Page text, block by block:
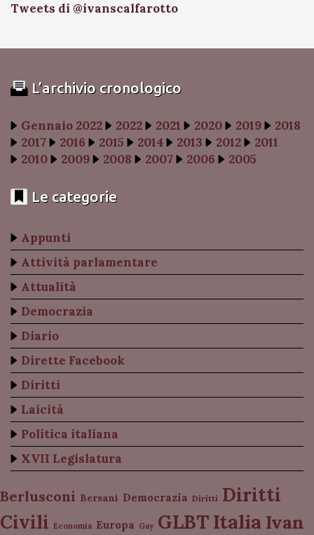
Tweets di @ivanscalfarotto
L’archivio cronologico
Gennaio 2022 2022 2021 2020 2019
2018
2017
2016 2015 2014 2013 2012
2011
2010
2009 2008 2007 2006 2005
Le categorie
Appunti
Attività parlamentare
Attualità
Democrazia
Diario
Dirette Facebook
Diritti
Laicità
Politica italiana
XVII Legislatura
Berlusconi Bersani Democrazia Diritti Diritti
Civili Economia Europa Gay GLBT Italia Ivan